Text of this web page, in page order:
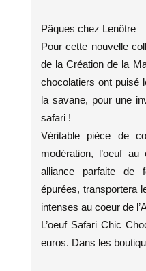
Pâques chez Lenôtre
Pour cette nouvelle
de la Création de la
chocolatiers ont puisé
la savane, pour une
safari !
Véritable pièce de
modération, l’oeuf
alliance parfaite de
épurées, transportera
intenses au coeur de
L’oeuf Safari Chic
euros. Dans les